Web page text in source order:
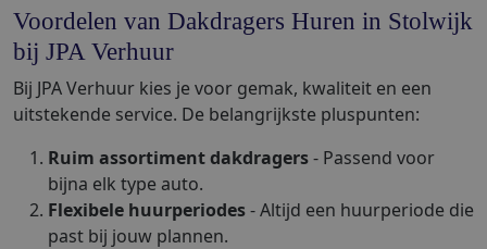
Voordelen van Dakdragers Huren in Stolwijk
bij JPA Verhuur
Bij JPA Verhuur kies je voor gemak, kwaliteit en een
uitstekende service. De belangrijkste pluspunten:
Ruim assortiment dakdragers- Passend voor
bijna elk type auto.
Flexibele huurperiodes- Altijd een huurperiode die
past bij jouw plannen.